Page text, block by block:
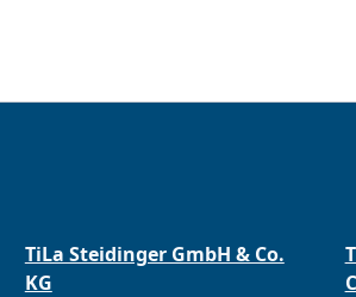
TiLa Steidinger GmbH & Co.
KG